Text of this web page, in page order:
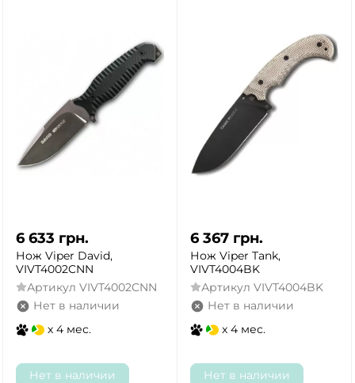
6 633 грн.
Нож Viper David,
VIVT4002CNN
Артикул VIVT4002CNN
Нет в наличии
x 4 мес.
Нет в наличии
6 367 грн.
Нож Viper Tank,
VIVT4004BK
Артикул VIVT4004BK
Нет в наличии
x 4 мес.
Нет в наличии